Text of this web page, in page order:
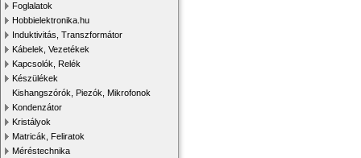
Foglalatok
Hobbielektronika.hu
Induktivitás, Transzformátor
Kábelek, Vezetékek
Kapcsolók, Relék
Készülékek
Kishangszórók, Piezók, Mikrofonok
Kondenzátor
Kristályok
Matricák, Feliratok
Méréstechnika